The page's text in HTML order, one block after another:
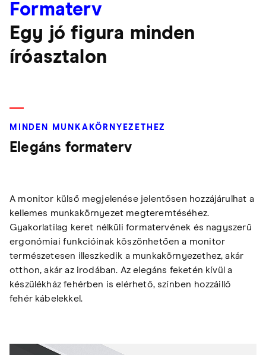
Formaterv
Egy jó figura minden
íróasztalon
MINDEN MUNKAKÖRNYEZETHEZ
Elegáns formaterv
A monitor külső megjelenése jelentősen hozzájárulhat a
kellemes munkakörnyezet megteremtéséhez.
Gyakorlatilag keret nélküli formatervének és nagyszerű
ergonómiai funkcióinak köszönhetően a monitor
természetesen illeszkedik a munkakörnyezethez, akár
otthon, akár az irodában. Az elegáns feketén kívül a
készülékház fehérben is elérhető, színben hozzáillő
fehér kábelekkel.